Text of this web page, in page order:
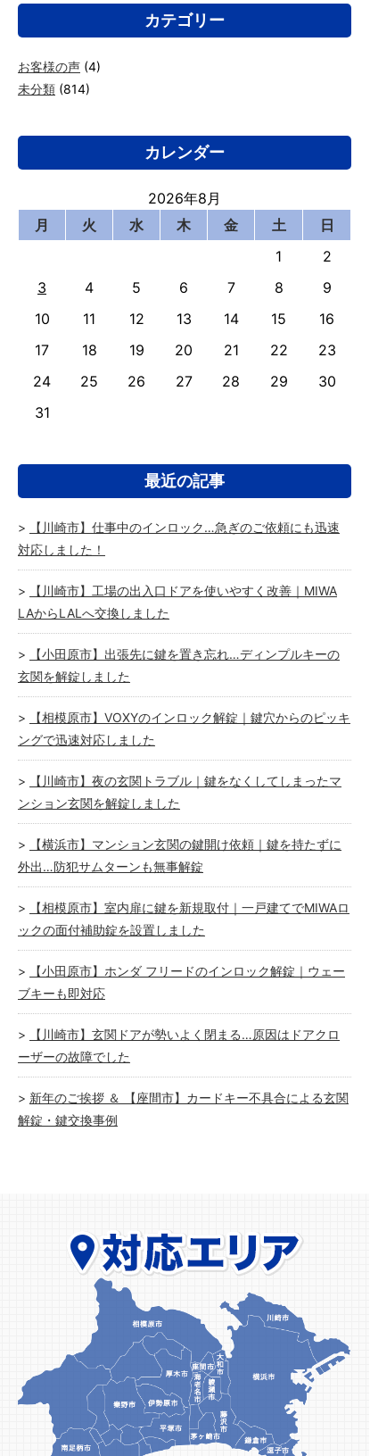
カテゴリー
お客様の声 (4)
未分類 (814)
カレンダー
2026年8月
月
火 水 木 金 土
日
1
2
3
4 5 6 7 8
9
10
11 12 13 14 15
16
17
18 19 20 21 22
23
24
25 26 27 28 29
30
31
最近の記事
【川崎市】仕事中のインロック…急ぎのご依頼にも迅速
対応しました！
【川崎市】工場の出入口ドアを使いやすく改善｜MIWA
LAからLALへ交換しました
【小田原市】出張先に鍵を置き忘れ…ディンプルキーの
玄関を解錠しました
【相模原市】VOXYのインロック解錠｜鍵穴からのピッキ
ングで迅速対応しました
【川崎市】夜の玄関トラブル｜鍵をなくしてしまったマ
ンション玄関を解錠しました
【横浜市】マンション玄関の鍵開け依頼｜鍵を持たずに
外出…防犯サムターンも無事解錠
【相模原市】室内扉に鍵を新規取付｜一戸建てでMIWAロ
ックの面付補助錠を設置しました
【小田原市】ホンダ フリードのインロック解錠｜ウェー
ブキーも即対応
【川崎市】玄関ドアが勢いよく閉まる…原因はドアクロ
ーザーの故障でした
新年のご挨拶 ＆ 【座間市】カードキー不具合による玄関
解錠・鍵交換事例